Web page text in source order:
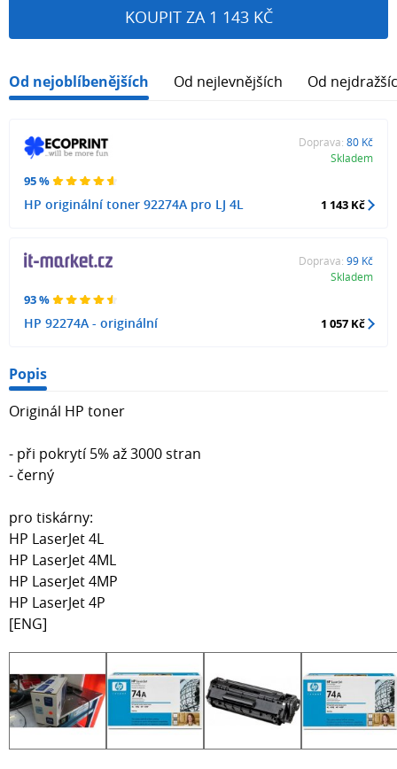
KOUPIT ZA 1 143 KČ
Od nejoblíbenějších Od nejlevnějších Od
95 %
HP originální toner 92274A pro LJ 4L
Doprava: 80 Kč
Skladem
1 143 Kč
93 %
HP 92274A - originální
Doprava: 99 Kč
Skladem
1 057 Kč
Popis
Originál HP toner
- při pokrytí 5% až 3000 stran
- černý
pro tiskárny:
HP LaserJet 4L
HP LaserJet 4ML
HP LaserJet 4MP
HP LaserJet 4P
[ENG]